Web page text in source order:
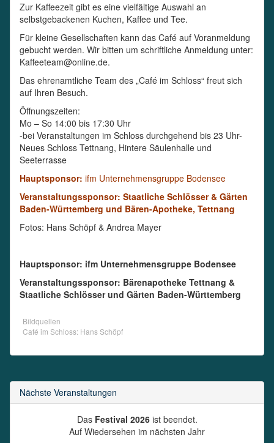
Zur Kaffeezeit gibt es eine vielfältige Auswahl an
selbstgebackenen Kuchen, Kaffee und Tee.
Für kleine Gesellschaften kann das Café auf Voranmeldung
gebucht werden. Wir bitten um schriftliche Anmeldung unter:
Kaffeeteam@online.de.
Das ehrenamtliche Team des „Café im Schloss“ freut sich
auf Ihren Besuch.
Öffnungszeiten:
Mo – So 14:00 bis 17:30 Uhr
-bei Veranstaltungen im Schloss durchgehend bis 23 Uhr-
Neues Schloss Tettnang, Hintere Säulenhalle und
Seeterrasse
Hauptsponsor: ifm Unternehmensgruppe Bodensee
Veranstaltungssponsor: Staatliche Schlösser & Gärten
Baden-Württemberg und Bären-Apotheke, Tettnang
Fotos: Hans Schöpf & Andrea Mayer
Hauptsponsor: ifm Unternehmensgruppe Bodensee
Veranstaltungssponsor: Bärenapotheke Tettnang &
Staatliche Schlösser und Gärten Baden-Württemberg
Bildquellen
Café im Schloss: Hans Schöpf
Nächste Veranstaltungen
Das Festival 2026ist beendet.
Auf Wiedersehen im nächsten Jahr